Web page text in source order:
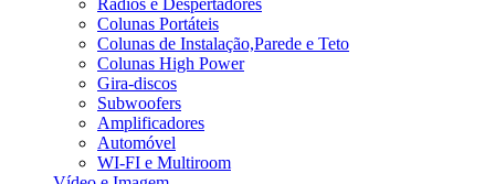
Rádios e Despertadores
Colunas Portáteis
Colunas de Instalação,Parede e Teto
Colunas High Power
Gira-discos
Subwoofers
Amplificadores
Automóvel
WI-FI e Multiroom